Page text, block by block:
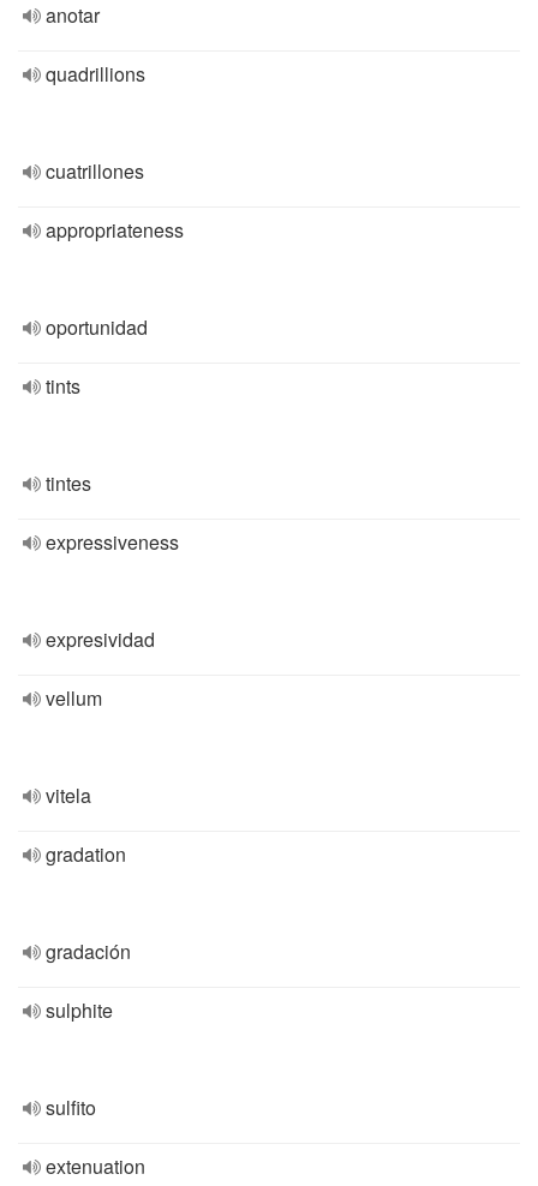
anotar
quadrillions
cuatrillones
appropriateness
oportunidad
tints
tintes
expressiveness
expresividad
vellum
vitela
gradation
gradación
sulphite
sulfito
extenuation